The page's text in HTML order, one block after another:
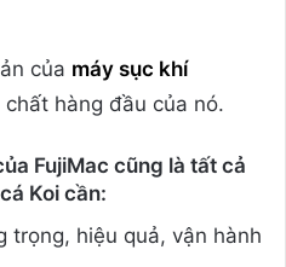
của máy sục khí
hàng đầu của nó.
FujiMac cũng là tất cả
Koi cần:
trọng, hiệu quả, vận hành